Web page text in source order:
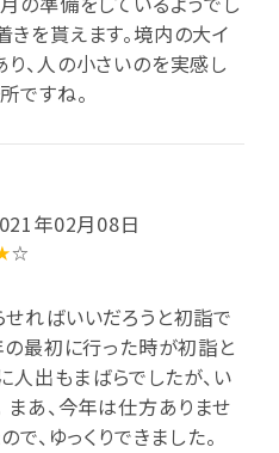
を貰えます。境内の大イ
、人の小さいのを実感し
ですね。
年02月08日
☆
ればいいだろうと初詣で
最初に行った時が初詣と
人出もまばらでしたが、い
あ、今年は仕方ありませ
、ゆっくりできました。